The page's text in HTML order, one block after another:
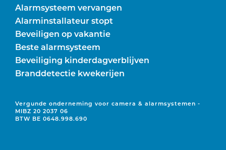
Alarmsysteem vervangen
Alarminstallateur stopt
Beveiligen op vakantie
Beste alarmsysteem
Beveiliging kinderdagverblijven
Branddetectie kwekerijen
Vergunde onderneming voor camera & alarmsystemen -
MIBZ 20 2037 06
BTW BE 0648.998.690